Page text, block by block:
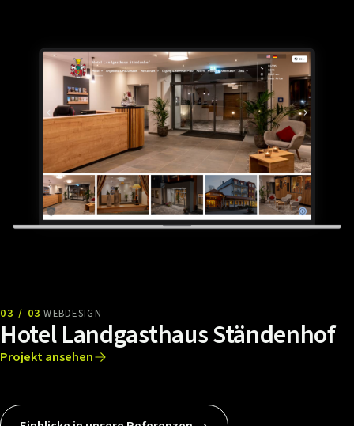
03 / 03 WEBDESIGN
Hotel Landgasthaus Ständenhof
Projekt ansehen